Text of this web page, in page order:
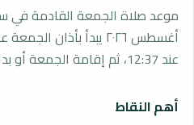
عند 12:37، ثم إقامة الجمعة أو بداية الصلاة عند 13:07.
أهم النقاط